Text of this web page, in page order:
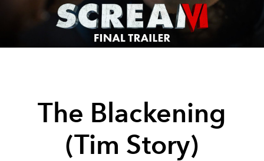
Video
The Blackening
(Tim Story)